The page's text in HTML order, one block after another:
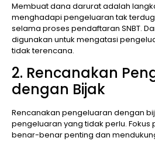
Membuat dana darurat adalah
menghadapi pengeluaran tak
selama proses pendaftaran SNBT.
digunakan untuk mengatasi
tidak terencana.
2. Rencanakan
dengan Bijak
Rencanakan pengeluaran dengan
pengeluaran yang tidak perlu.
benar-benar penting dan